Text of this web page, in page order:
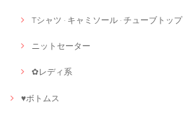
Tシャツ · キャミソール · チューブトップ
ニットセーター
✿レディ系
♥ボトムス